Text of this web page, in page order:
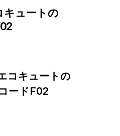
キュートの
コキュートの
ードF02